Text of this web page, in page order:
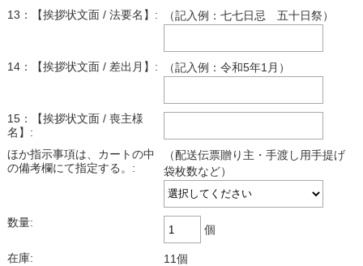
13：【挨拶状文面 / 法要名】:
（記入例：七七日忌 五十日祭）
14：【挨拶状文面 / 差出月】: （記入例：令和5年1月）
15：【挨拶状文面 / 喪主様
名】:
ほか指示事項は、カートの中
の備考欄にて指定する。:
（配送伝票贈り主・手渡し用手提げ
袋枚数など）
数量:
個
在庫: 11個